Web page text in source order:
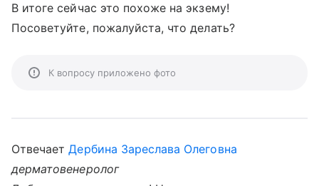
В итоге сейчас это похоже на экзему!
Посоветуйте, пожалуйста, что делать?
К вопросу приложено фото
ОтвечаетДербина Зареслава Олеговна
дерматовенеролог